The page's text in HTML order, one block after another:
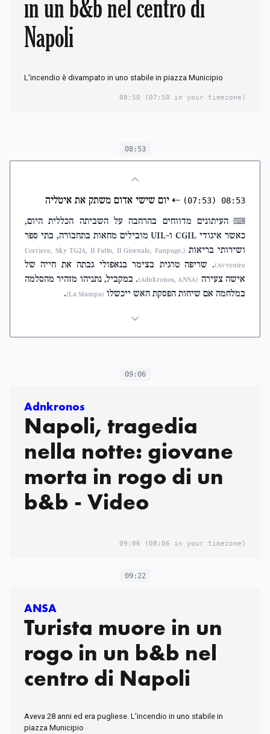
in un b&b nel centro di
Napoli
L'incendio è divampato in uno stabile in piazza Municipio
08:50 (07:50 in your timezone)
08:53
08:53
(07:53)
⇠יום שישי אדום משתק את איטליה
⌨ העיתונים מדווחים בהרחבה על השביתה הכללית היום,
כאשר איגודי CGIL ו-UIL מובילים מחאות בתחבורה, בתי ספר
ושירותי בריאות
(Corriere, Sky TG24, Il Fatto, Il Giornale, Fanpage,
Avvenire) . שריפה טרגית בצימר בנאפולי גבתה את חייה של
אישה צעירה (Adnkronos, ANSA)
. במקביל, נתניהו מזהיר מהסלמה
במלחמה אם שיחות הפסקת האש ייכשלו (La Stampa)
.
09:06
Adnkronos
Napoli, tragedia
nella notte: giovane
morta in rogo di un
b&b - Video
09:06 (08:06 in your timezone)
09:22
ANSA
Turista muore in un
rogo in un b&b nel
centro di Napoli
Aveva 28 anni ed era pugliese. L'incendio in uno stabile in
piazza Municipio